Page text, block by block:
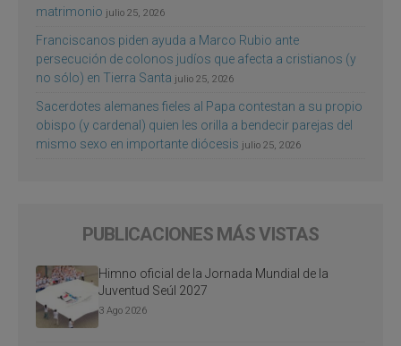
matrimonio julio 25, 2026
Franciscanos piden ayuda a Marco Rubio ante
persecución de colonos judíos que afecta a cristianos (y
no sólo) en Tierra Santa julio 25, 2026
Sacerdotes alemanes fieles al Papa contestan a su propio
obispo (y cardenal) quien les orilla a bendecir parejas del
mismo sexo en importante diócesis julio 25, 2026
PUBLICACIONES MÁS VISTAS
Himno oficial de la Jornada Mundial de la
Juventud Seúl 2027
3 Ago 2026